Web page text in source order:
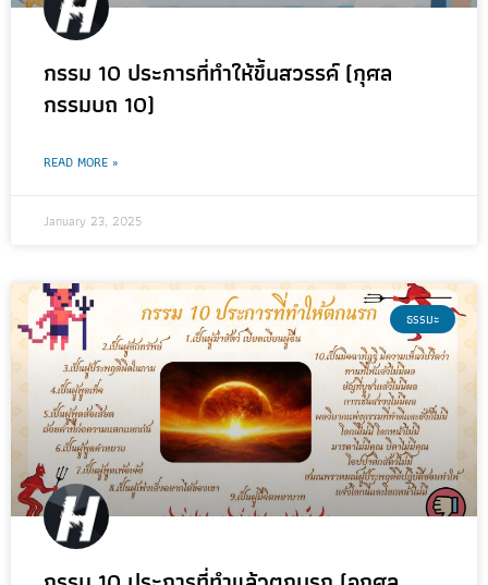
กรรม 10 ประการที่ทำให้ขึ้นสวรรค์ (กุศล
กรรมบถ 10)
READ MORE »
January 23, 2025
ธรรมะ